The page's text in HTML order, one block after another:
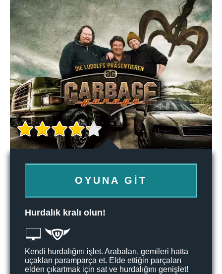
OYUNA GIT
Hurdalık kralı olun!
Kendi hurdalığını işlet. Arabaları, gemileri hatta
uçakları paramparça et. Elde ettiğin parçaları
elden çıkartmak için sat ve hurdalığını genişlet!